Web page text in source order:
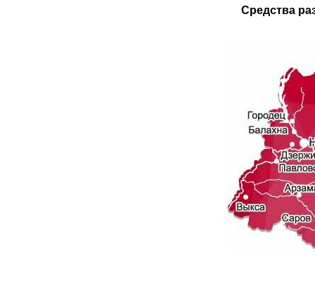
Средства